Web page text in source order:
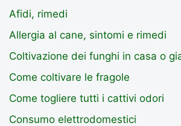
Afidi, rimedi
Allergia al cane, sintomi e rimedi
Coltivazione dei funghi in casa o
Come coltivare le fragole
Come togliere tutti i cattivi odori
Consumo elettrodomestici